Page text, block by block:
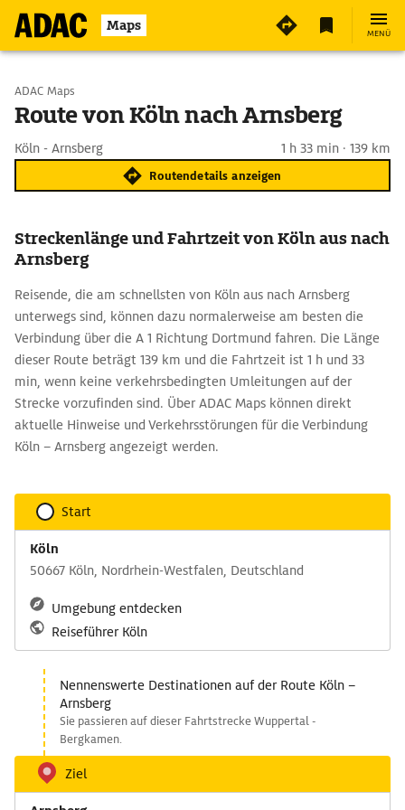
Maps MENÜ
Start wählen
ADAC Maps
Route von Köln nach Arnsberg
Köln - Arnsberg 1 h 33 min · 139 km
Routendetails anzeigen
Streckenlänge und Fahrtzeit von Köln aus nach
Arnsberg
Reisende, die am schnellsten von Köln aus nach Arnsberg
unterwegs sind, können dazu normalerweise am besten die
Verbindung über die A 1 Richtung Dortmund fahren. Die Länge
dieser Route beträgt 139 km und die Fahrtzeit ist 1 h und 33
min, wenn keine verkehrsbedingten Umleitungen auf der
Strecke vorzufinden sind. Über ADAC Maps können direkt
aktuelle Hinweise und Verkehrsstörungen für die Verbindung
Köln – Arnsberg angezeigt werden.
Start
Köln
50667 Köln, Nordrhein-Westfalen, Deutschland
Umgebung entdecken
Reiseführer Köln
Nennenswerte Destinationen auf der Route Köln –
Arnsberg
Sie passieren auf dieser Fahrtstrecke Wuppertal -
Bergkamen.
Ziel